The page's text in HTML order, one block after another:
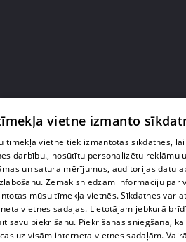
pirms 4 gadiem, 9 mēnešiem
Magone izvēlas dabisku
nepumpēšu
29. epizode
vietne izmanto
tīmekļa vietnē tiek izmantotas sīkdatnes,
darbību., nosūtītu personalizētu reklāmu
un satura mērījumus, auditorijas datu
Zemāk sniedzam informāciju par
mūsu tīmekļa vietnēs. Sīkdatnes var
vietnes sadaļas. Lietotājam jebkurā
savu piekrišanu. Piekrišanas sniegšana,
uz visām interneta vietnes sadaļām.